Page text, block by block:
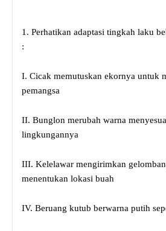
1. Perhatikan adaptasi tingkah laku
:
I. Cicak memutuskan ekornya untuk
pemangsa
II. Bunglon merubah warna
lingkungannya
III. Kelelawar mengirimkan
menentukan lokasi buah
IV. Beruang kutub berwarna putih